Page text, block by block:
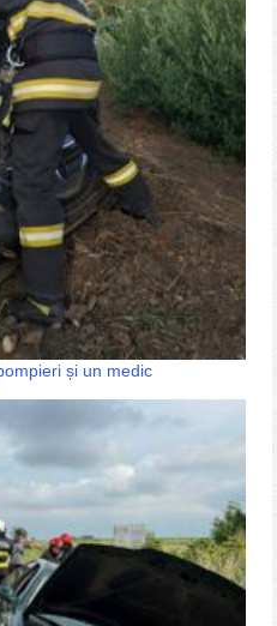
și un medic